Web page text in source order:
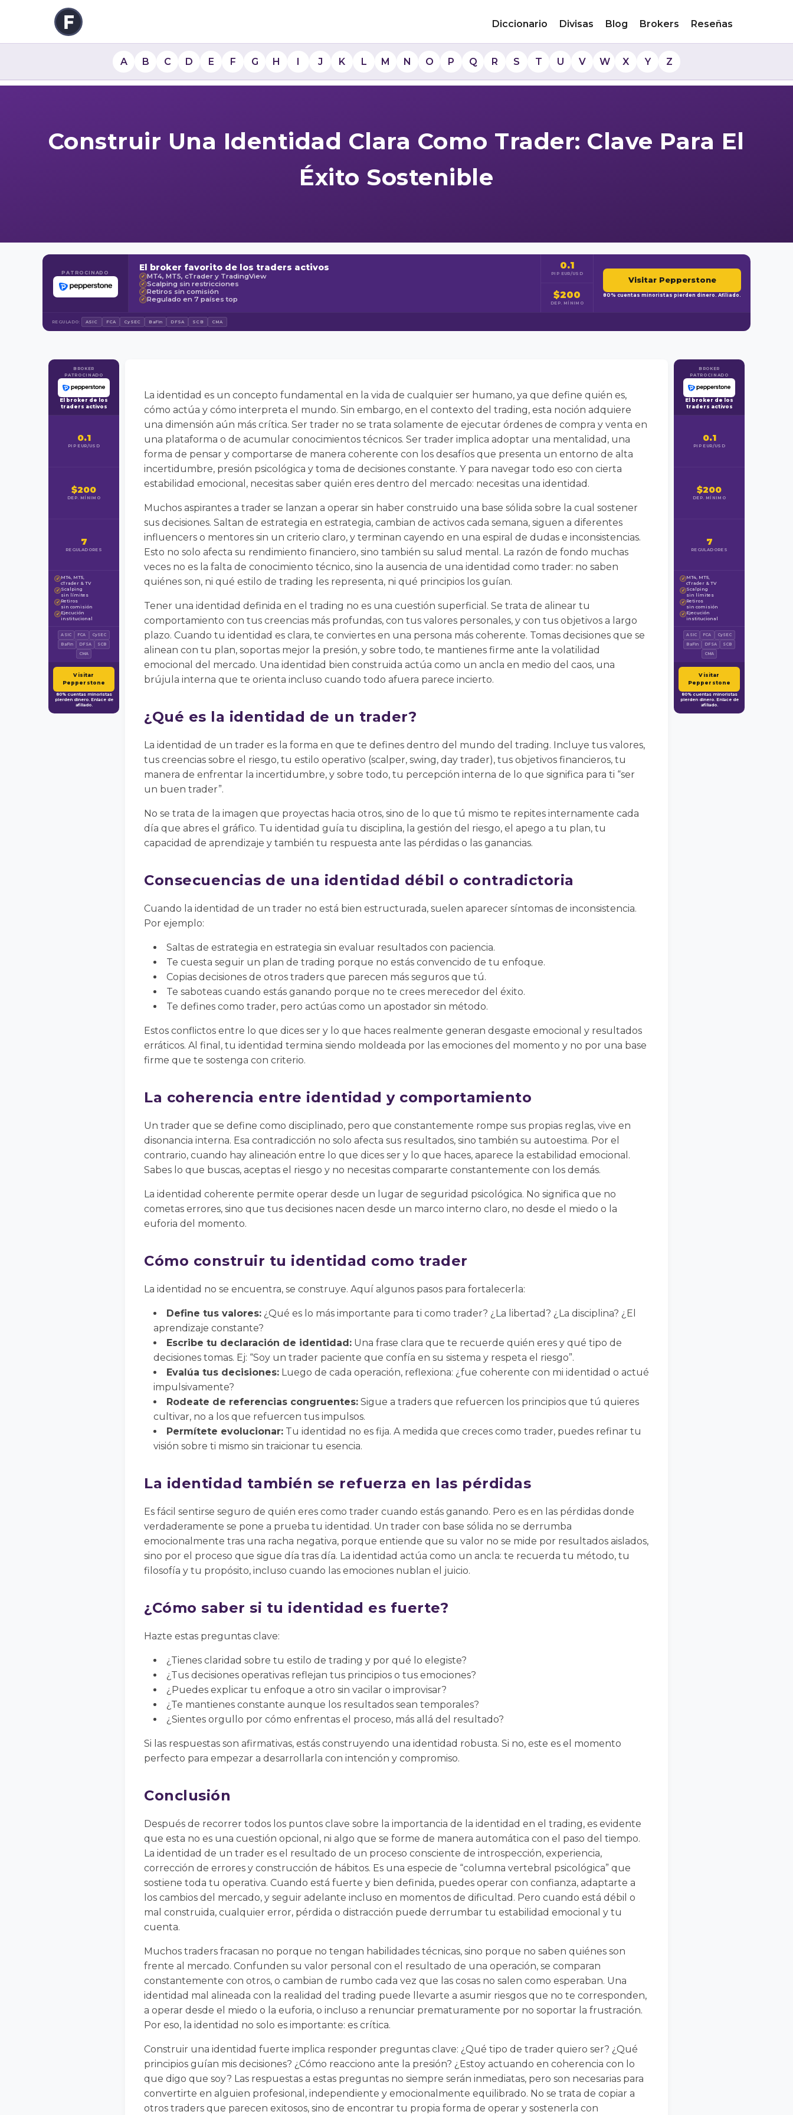
Diccionario Divisas Blog Brokers Reseñas
A B C D E F G H I J K L M N O P Q R S T U V W X Y Z
Construir Una Identidad Clara Como Trader: Clave Para El
Éxito Sostenible
PATROCINADO El broker favorito de los traders activos
✓ MT4, MT5, cTrader y TradingView
✓ Scalping sin restricciones
✓ Retiros sin comisión
✓ Regulado en 7 países top
0.1
PIP EUR/USD
$200
DEP. MÍNIMO
Visitar Pepperstone
80% cuentas minoristas pierden dinero. Afiliado.
REGULADO: ASIC FCA CySEC BaFin DFSA SCB CMA
BROKER
PATROCINADO
El broker de los
traders activos
0.1
PIP EUR/USD
$200
DEP. MÍNIMO
7
REGULADORES
✓ MT4, MT5,
cTrader & TV
✓ Scalping
sin límites
✓ Retiros
sin comisión
✓ Ejecución
institucional
ASIC FCA
CySEC
BaFin
DFSA
SCB
CMA
Visitar
Pepperstone
80% cuentas minoristas
pierden dinero. Enlace de
afiliado.
La identidad es un concepto fundamental en la vida de cualquier ser humano, ya que define quién es,
cómo actúa y cómo interpreta el mundo. Sin embargo, en el contexto del trading, esta noción adquiere
una dimensión aún más crítica. Ser trader no se trata solamente de ejecutar órdenes de compra y venta en
una plataforma o de acumular conocimientos técnicos. Ser trader implica adoptar una mentalidad, una
forma de pensar y comportarse de manera coherente con los desafíos que presenta un entorno de alta
incertidumbre, presión psicológica y toma de decisiones constante. Y para navegar todo eso con cierta
estabilidad emocional, necesitas saber quién eres dentro del mercado: necesitas una identidad.
Muchos aspirantes a trader se lanzan a operar sin haber construido una base sólida sobre la cual sostener
sus decisiones. Saltan de estrategia en estrategia, cambian de activos cada semana, siguen a diferentes
influencers o mentores sin un criterio claro, y terminan cayendo en una espiral de dudas e inconsistencias.
Esto no solo afecta su rendimiento financiero, sino también su salud mental. La razón de fondo muchas
veces no es la falta de conocimiento técnico, sino la ausencia de una identidad como trader: no saben
quiénes son, ni qué estilo de trading les representa, ni qué principios los guían.
Tener una identidad definida en el trading no es una cuestión superficial. Se trata de alinear tu
comportamiento con tus creencias más profundas, con tus valores personales, y con tus objetivos a largo
plazo. Cuando tu identidad es clara, te conviertes en una persona más coherente. Tomas decisiones que se
alinean con tu plan, soportas mejor la presión, y sobre todo, te mantienes firme ante la volatilidad
emocional del mercado. Una identidad bien construida actúa como un ancla en medio del caos, una
brújula interna que te orienta incluso cuando todo afuera parece incierto.
¿Qué es la identidad de un trader?
La identidad de un trader es la forma en que te defines dentro del mundo del trading. Incluye tus valores,
tus creencias sobre el riesgo, tu estilo operativo (scalper, swing, day trader), tus objetivos financieros, tu
manera de enfrentar la incertidumbre, y sobre todo, tu percepción interna de lo que significa para ti “ser
un buen trader”.
No se trata de la imagen que proyectas hacia otros, sino de lo que tú mismo te repites internamente cada
día que abres el gráfico. Tu identidad guía tu disciplina, la gestión del riesgo, el apego a tu plan, tu
capacidad de aprendizaje y también tu respuesta ante las pérdidas o las ganancias.
Consecuencias de una identidad débil o contradictoria
Cuando la identidad de un trader no está bien estructurada, suelen aparecer síntomas de inconsistencia.
Por ejemplo:
Saltas de estrategia en estrategia sin evaluar resultados con paciencia.
Te cuesta seguir un plan de trading porque no estás convencido de tu enfoque.
Copias decisiones de otros traders que parecen más seguros que tú.
Te saboteas cuando estás ganando porque no te crees merecedor del éxito.
Te defines como trader, pero actúas como un apostador sin método.
Estos conflictos entre lo que dices ser y lo que haces realmente generan desgaste emocional y resultados
erráticos. Al final, tu identidad termina siendo moldeada por las emociones del momento y no por una base
firme que te sostenga con criterio.
La coherencia entre identidad y comportamiento
Un trader que se define como disciplinado, pero que constantemente rompe sus propias reglas, vive en
disonancia interna. Esa contradicción no solo afecta sus resultados, sino también su autoestima. Por el
contrario, cuando hay alineación entre lo que dices ser y lo que haces, aparece la estabilidad emocional.
Sabes lo que buscas, aceptas el riesgo y no necesitas compararte constantemente con los demás.
La identidad coherente permite operar desde un lugar de seguridad psicológica. No significa que no
cometas errores, sino que tus decisiones nacen desde un marco interno claro, no desde el miedo o la
euforia del momento.
Cómo construir tu identidad como trader
La identidad no se encuentra, se construye. Aquí algunos pasos para fortalecerla:
Define tus valores: ¿Qué es lo más importante para ti como trader? ¿La libertad? ¿La disciplina? ¿El
aprendizaje constante?
Escribe tu declaración de identidad: Una frase clara que te recuerde quién eres y qué tipo de
decisiones tomas. Ej: “Soy un trader paciente que confía en su sistema y respeta el riesgo”.
Evalúa tus decisiones: Luego de cada operación, reflexiona: ¿fue coherente con mi identidad o actué
impulsivamente?
Rodeate de referencias congruentes: Sigue a traders que refuercen los principios que tú quieres
cultivar, no a los que refuercen tus impulsos.
Permítete evolucionar: Tu identidad no es fija. A medida que creces como trader, puedes refinar tu
visión sobre ti mismo sin traicionar tu esencia.
La identidad también se refuerza en las pérdidas
Es fácil sentirse seguro de quién eres como trader cuando estás ganando. Pero es en las pérdidas donde
verdaderamente se pone a prueba tu identidad. Un trader con base sólida no se derrumba
emocionalmente tras una racha negativa, porque entiende que su valor no se mide por resultados aislados,
sino por el proceso que sigue día tras día. La identidad actúa como un ancla: te recuerda tu método, tu
filosofía y tu propósito, incluso cuando las emociones nublan el juicio.
¿Cómo saber si tu identidad es fuerte?
Hazte estas preguntas clave:
¿Tienes claridad sobre tu estilo de trading y por qué lo elegiste?
¿Tus decisiones operativas reflejan tus principios o tus emociones?
¿Puedes explicar tu enfoque a otro sin vacilar o improvisar?
¿Te mantienes constante aunque los resultados sean temporales?
¿Sientes orgullo por cómo enfrentas el proceso, más allá del resultado?
Si las respuestas son afirmativas, estás construyendo una identidad robusta. Si no, este es el momento
perfecto para empezar a desarrollarla con intención y compromiso.
Conclusión
Después de recorrer todos los puntos clave sobre la importancia de la identidad en el trading, es evidente
que esta no es una cuestión opcional, ni algo que se forme de manera automática con el paso del tiempo.
La identidad de un trader es el resultado de un proceso consciente de introspección, experiencia,
corrección de errores y construcción de hábitos. Es una especie de “columna vertebral psicológica” que
sostiene toda tu operativa. Cuando está fuerte y bien definida, puedes operar con confianza, adaptarte a
los cambios del mercado, y seguir adelante incluso en momentos de dificultad. Pero cuando está débil o
mal construida, cualquier error, pérdida o distracción puede derrumbar tu estabilidad emocional y tu
cuenta.
Muchos traders fracasan no porque no tengan habilidades técnicas, sino porque no saben quiénes son
frente al mercado. Confunden su valor personal con el resultado de una operación, se comparan
constantemente con otros, o cambian de rumbo cada vez que las cosas no salen como esperaban. Una
identidad mal alineada con la realidad del trading puede llevarte a asumir riesgos que no te corresponden,
a operar desde el miedo o la euforia, o incluso a renunciar prematuramente por no soportar la frustración.
Por eso, la identidad no solo es importante: es crítica.
Construir una identidad fuerte implica responder preguntas clave: ¿Qué tipo de trader quiero ser? ¿Qué
principios guían mis decisiones? ¿Cómo reacciono ante la presión? ¿Estoy actuando en coherencia con lo
que digo que soy? Las respuestas a estas preguntas no siempre serán inmediatas, pero son necesarias para
convertirte en alguien profesional, independiente y emocionalmente equilibrado. No se trata de copiar a
otros traders que parecen exitosos, sino de encontrar tu propia forma de operar y sostenerla con
BROKER
PATROCINADO
El broker de los
traders activos
0.1
PIP EUR/USD
$200
DEP. MÍNIMO
7
REGULADORES
✓ MT4, MT5,
cTrader & TV
✓ Scalping
sin límites
✓ Retiros
sin comisión
✓ Ejecución
institucional
ASIC FCA
CySEC
BaFin
DFSA
SCB
CMA
Visitar
Pepperstone
80% cuentas minoristas
pierden dinero. Enlace de
afiliado.